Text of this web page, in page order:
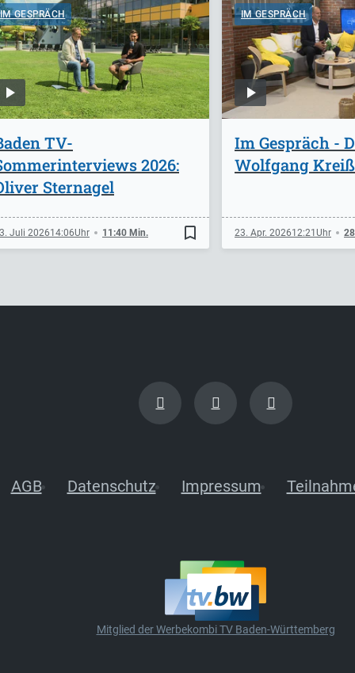
IM GESPRÄCH
TV-
2026:
Sternagel
Juli 202614:06 11:40 Min. bookmark_border
IM GESPRÄCH
Im Gespräch -
Wolfgang
23. Apr. 202612:21
AGB Datenschutz Impressum
Mitglied der Werbekombi TV Baden-Württemberg